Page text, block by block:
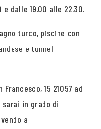
e dalle 19.00 alle 22.30.
turco, piscine con
e tunnel
Francesco, 15 21057 ad
sarai in grado di
a